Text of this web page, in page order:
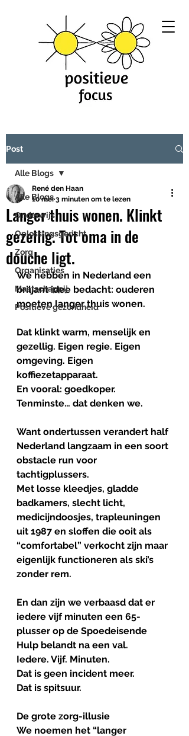
Post
Alle Blogs
Onderwijs
Oplossingsgericht
Zorg
Organisaties
Maatschappij
Positieve gezondheid
Alle Blogs
Langer thuis wonen. Klinkt
gezellig. Tot oma in de
douche ligt.
René den Haan
10 mei 3 minuten om te lezen
We hebben in Nederland een
briljant idee bedacht: ouderen
moeten langer thuis wonen.
Dat klinkt warm, menselijk en
gezellig. Eigen regie. Eigen
omgeving. Eigen
koffiezetapparaat.
En vooral: goedkoper.
Tenminste… dat denken we.
Want ondertussen verandert half
Nederland langzaam in een soort
obstacle run voor
tachtigplussers.
Met losse kleedjes, gladde
badkamers, slecht licht,
medicijndoosjes, trapleuningen
uit 1987 en sloffen die ooit als
“comfortabel” verkocht zijn maar
eigenlijk functioneren als ski’s
zonder rem.
En dan zijn we verbaasd dat er
iedere vijf minuten een 65-
plusser op de Spoedeisende
Hulp belandt na een val.
Iedere. Vijf. Minuten.
Dat is geen incident meer.
Dat is spitsuur.
De grote zorg-illusie
We noemen het “langer